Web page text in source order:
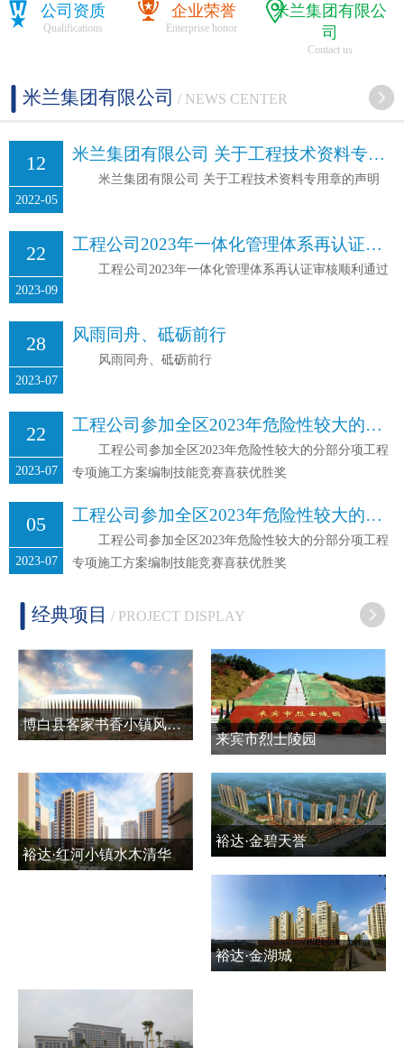
公司资质
Qualifications
企业荣誉
Enterprise honor
米兰集团有限公
司
Contact us
米兰集团有限公司 / NEWS CENTER
12
2022-05
米兰集团有限公司 关于工程技术资料专用章的声明
米兰集团有限公司 关于工程技术资料专用章的声明
22
2023-09
工程公司2023年一体化管理体系再认证审核顺利通过
工程公司2023年一体化管理体系再认证审核顺利通过
28
2023-07
风雨同舟、砥砺前行
风雨同舟、砥砺前行
22
2023-07
工程公司参加全区2023年危险性较大的分部分项工程专项施工方案编制技能竞赛喜获优胜奖
工程公司参加全区2023年危险性较大的分部分项工程
专项施工方案编制技能竞赛喜获优胜奖
05
2023-07
工程公司参加全区2023年危险性较大的分部分项工程专项施工方案编制技能竞赛喜获优胜奖
工程公司参加全区2023年危险性较大的分部分项工程
专项施工方案编制技能竞赛喜获优胜奖
经典项目 / PROJECT DISPLAY
博白县客家书香小镇风情商贸城公共基础设施建设项目
来宾市烈士陵园
裕达·红河小镇水木清华
裕达·金碧天誉
裕达·金湖城